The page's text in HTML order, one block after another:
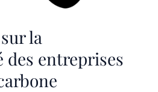
la
des entreprises